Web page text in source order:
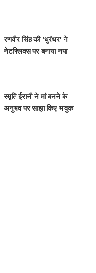
रणवीर सिंह की 'धुरंधर' ने
नेटफ्लिक्स पर बनाया नया
स्मृति ईरानी ने मां बनने के
अनुभव पर साझा किए भावुक